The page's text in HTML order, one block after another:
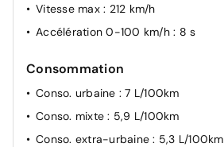
Vitesse max : 212 km/h
Accélération 0-100 km/h : 8 s
Consommation
Conso. urbaine : 7 L/100km
Conso. mixte: 5,9 L/100km
Conso. extra-urbaine: 5,3 L/100km